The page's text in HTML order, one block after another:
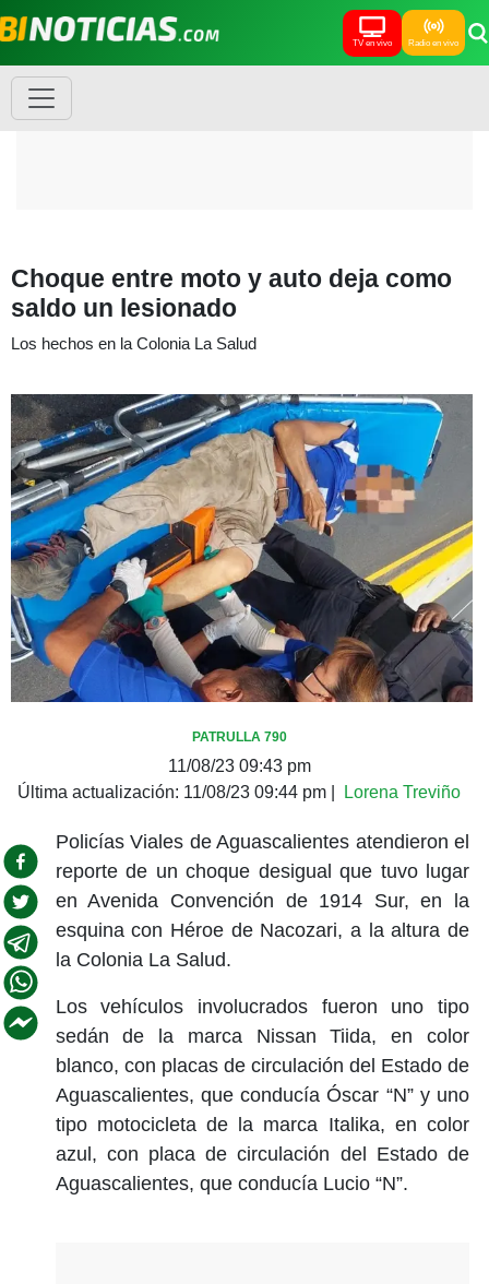
TV en vivo Radio en vivo
Choque entre moto y auto deja como
saldo un lesionado
Los hechos en la Colonia La Salud
PATRULLA 790
11/08/23 09:43 pm
Última actualización: 11/08/23 09:44 pm Lorena Treviño
Policías Viales de Aguascalientes atendieron el
reporte de un choque desigual que tuvo lugar
en Avenida Convención de 1914 Sur, en la
esquina con Héroe de Nacozari, a la altura de
la Colonia La Salud.
Los vehículos involucrados fueron uno tipo
sedán de la marca Nissan Tiida, en color
blanco, con placas de circulación del Estado de
Aguascalientes, que conducía Óscar “N” y uno
tipo motocicleta de la marca Italika, en color
azul, con placa de circulación del Estado de
Aguascalientes, que conducía Lucio “N”.